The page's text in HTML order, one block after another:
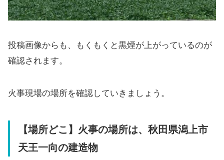
投稿画像からも、もくもくと黒煙が上がっているのが
確認されます。
火事現場の場所を確認していきましょう。
【場所どこ】火事の場所は、秋田県潟上市
天王一向の建造物